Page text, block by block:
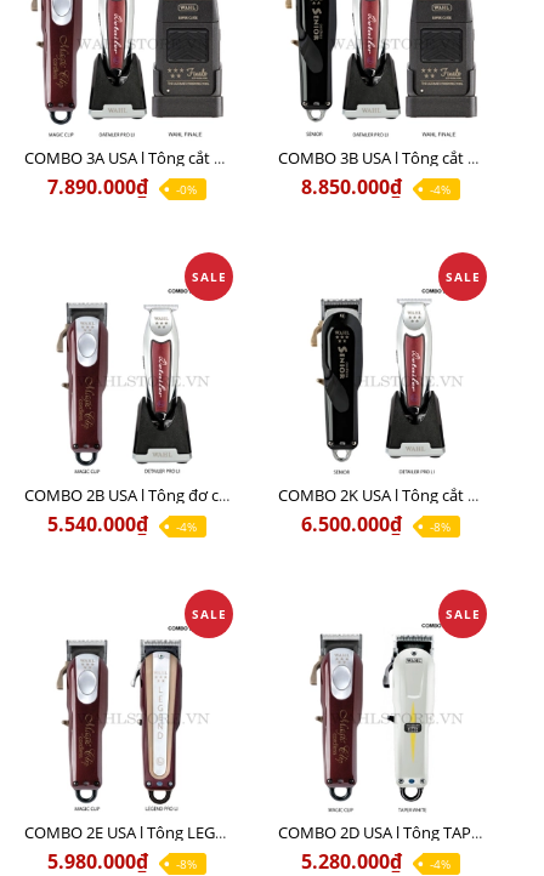
COMBO 3A USA l Tông cắt MAGIC + Tông viền DETAILER PRO LI + Cạo khô FINALE
7.890.000₫ -0%
COMBO 3B USA l Tông cắt SENIOR + Tông viền DETAILER PRO LI + Cạo khô FINALE
8.850.000₫ -4%
SALE
COMBO 2B USA l Tông đơ cắt Magic clip Red + Tông đơ viền Detailer Pro Li
5.540.000₫ -4%
SALE
COMBO 2K USA l Tông cắt SENIOR +Tông viền DETAILER PRO LI
6.500.000₫ -8%
SALE
COMBO 2E USA l Tông LEGEND PRO LI + Tông MAGIC CLIP
5.980.000₫ -8%
SALE
COMBO 2D USA l Tông TAPER WHITE + Tông MAGIC CLIP
5.280.000₫ -4%